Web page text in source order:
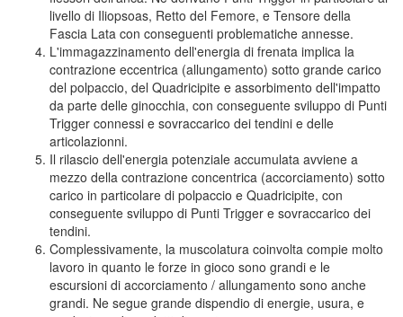
livello di Iliopsoas, Retto del Femore, e Tensore della
Fascia Lata con conseguenti problematiche annesse.
L'immagazzinamento dell'energia di frenata implica la
contrazione eccentrica (allungamento) sotto grande carico
del polpaccio, del Quadricipite e assorbimento dell'impatto
da parte delle ginocchia, con conseguente sviluppo di Punti
Trigger connessi e sovraccarico dei tendini e delle
articolazionni.
Il rilascio dell'energia potenziale accumulata avviene a
mezzo della contrazione concentrica (accorciamento) sotto
carico in particolare di polpaccio e Quadricipite, con
conseguente sviluppo di Punti Trigger e sovraccarico dei
tendini.
Complessivamente, la muscolatura coinvolta compie molto
lavoro in quanto le forze in gioco sono grandi e le
escursioni di accorciamento / allungamento sono anche
grandi. Ne segue grande dispendio di energie, usura, e